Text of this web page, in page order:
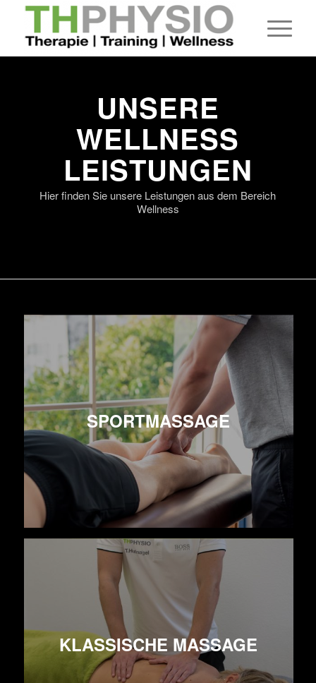
UNSERE
WELLNESS
LEISTUNGEN
Hier finden Sie unsere Leistungen aus dem Bereich
Wellness
SPORTMASSAGE
KLASSISCHE MASSAGE